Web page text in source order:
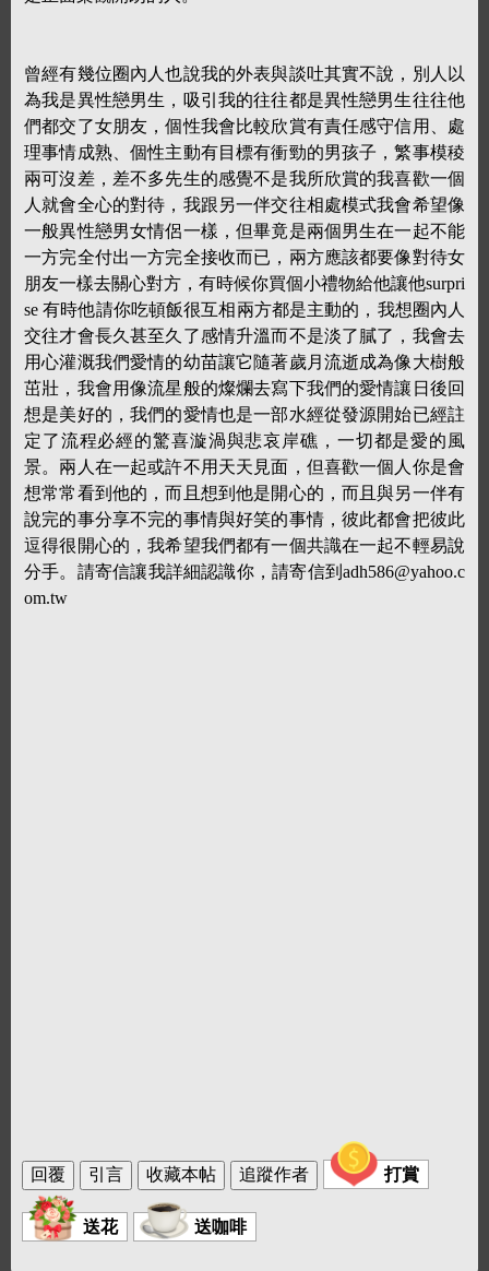
曾經有幾位圈內人也說我的外表與談吐其實不說，別人以
為我是異性戀男生，吸引我的往往都是異性戀男生往往他
們都交了女朋友，個性我會比較欣賞有責任感守信用、處
理事情成熟、個性主動有目標有衝勁的男孩子，繁事模稜
兩可沒差，差不多先生的感覺不是我所欣賞的我喜歡一個
人就會全心的對待，我跟另一伴交往相處模式我會希望像
一般異性戀男女情侶一樣，但畢竟是兩個男生在一起不能
一方完全付出一方完全接收而已，兩方應該都要像對待女
朋友一樣去關心對方，有時候你買個小禮物給他讓他surpri
se 有時他請你吃頓飯很互相兩方都是主動的，我想圈內人
交往才會長久甚至久了感情升溫而不是淡了膩了，我會去
用心灌溉我們愛情的幼苗讓它隨著歲月流逝成為像大樹般
茁壯，我會用像流星般的燦爛去寫下我們的愛情讓日後回
想是美好的，我們的愛情也是一部水經從發源開始已經註
定了流程必經的驚喜漩渦與悲哀岸礁，一切都是愛的風
景。兩人在一起或許不用天天見面，但喜歡一個人你是會
想常常看到他的，而且想到他是開心的，而且與另一伴有
說完的事分享不完的事情與好笑的事情，彼此都會把彼此
逗得很開心的，我希望我們都有一個共識在一起不輕易說
分手。請寄信讓我詳細認識你，請寄信到adh586@yahoo.c
om.tw
打賞
送花 送咖啡